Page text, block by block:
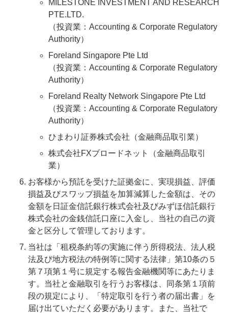
MILESTONE INVESTMENT AND RESEARCH
PTE.LTD.
（投資業：Accounting & Corporate Regulatory
Authority）
Foreland Singapore Pte Ltd
（投資業：Accounting & Corporate Regulatory
Authority）
Foreland Realty Network Singapore Pte Ltd
（投資業：Accounting & Corporate Regulatory
Authority）
ひまわり証券株式会社（金融商品取引業）
株式会社FXブロードネット（金融商品取引
業）
お客様から預託を受けた証拠金に、実現損益、評価
損益及びスワップ損益を加算減算した金額は、その
金額を日証金信託銀行株式会社及びみずほ信託銀行
株式会社の金銭信託口座に入金し、当社の自己の資
金と区分して管理しております。
当社は「租税条約等の実施に伴う所得税法、法人税
法及び地方税法の特例等に関する法律」第10条の５
第７項第１号に規定する報告金融機関等にあたりま
す。当社と金融取引を行うお客様は、同条第１項前
段の規定により、「特定取引を行う者の届出書」を
届け出ていただく必要があります。また、当社で